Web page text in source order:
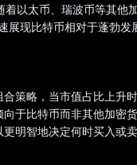
以太币、瑞波币等其
现比特币相对于蓬勃发
策略，当市值占比上升
于比特币而非其他加密
明智地决定何时买入或